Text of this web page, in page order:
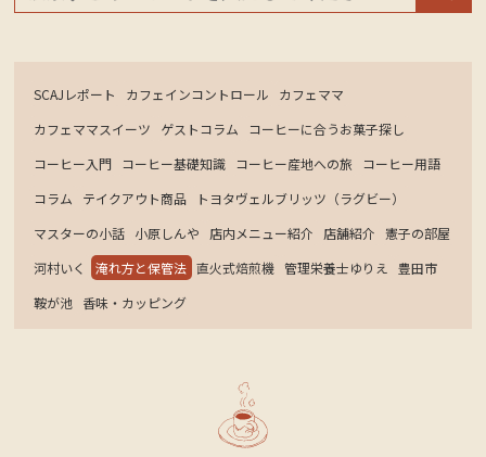
SCAJレポート カフェインコントロール
カフェママ
カフェママスイーツ
ゲストコラム
コーヒーに合うお菓子探し
コーヒー入門 コーヒー基礎知識 コーヒー産地への旅
コーヒー用語
コラム
テイクアウト商品
トヨタヴェルブリッツ（ラグビー）
マスターの小話 小原しんや 店内メニュー紹介 店舗紹介 憲子の部屋
河村いく
淹れ方と保管法 直火式焙煎機 管理栄養士ゆりえ
豊田市
鞍が池 香味・カッピング
定休日カレンダー